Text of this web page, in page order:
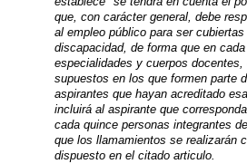
que, con carácter general, debe
al empleo público para ser
discapacidad, de forma que en
especialidades y cuerpos docentes,
supuestos en los que formen parte
aspirantes que hayan acreditado
incluirá al aspirante que
cada quince personas integrantes
que los llamamientos se realizarán
dispuesto en el citado articulo.